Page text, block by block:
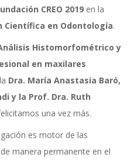
CREO 2019 en la
Científica en Odontología.
Histomorfométrico y
en maxilares
Dra. María Anastasia Baró,
y la Prof. Dra. Ruth
una vez más.
es motor de las
manera permanente en el